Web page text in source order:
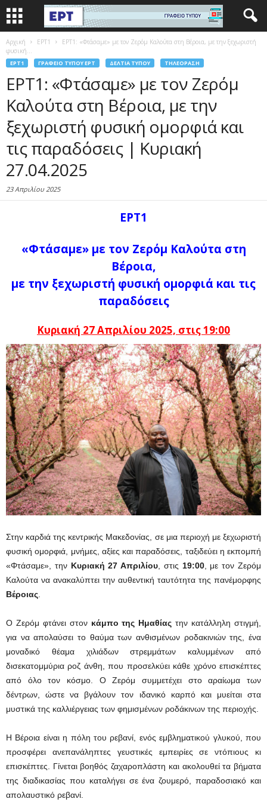
Αρχική EΡΤ1
ΕΡΤ1: «Φτάσαμε» με τον Ζερόμ Καλούτα στη Βέροια, με την ξεχωριστή
φυσική...
EΡΤ1 ΓΡΑΦΕΊΟ ΤΎΠΟΥ ΕΡΤ ΔΕΛΤΊΑ ΤΎΠΟΥ ΤΗΛΕΌΡΑΣΗ
ΕΡΤ1: «Φτάσαμε» με τον Ζερόμ
Καλούτα στη Βέροια, με την
ξεχωριστή φυσική ομορφιά και
τις παραδόσεις | Κυριακή
27.04.2025
23 Απριλίου 2025
ΕΡΤ1
«Φτάσαμε» με τον Ζερόμ Καλούτα στη
Βέροια,
με την ξεχωριστή φυσική ομορφιά και τις
παραδόσεις
Κυριακή 27 Απριλίου 2025, στις 19:00
Στην καρδιά της κεντρικής Μακεδονίας, σε μια περιοχή με ξεχωριστή
φυσική ομορφιά, μνήμες, αξίες και παραδόσεις, ταξιδεύει η εκπομπή
«Φτάσαμε», την Κυριακή 27 Απριλίου , στις 19:00, με τον Ζερόμ
Καλούτα να ανακαλύπτει την αυθεντική ταυτότητα της πανέμορφης
Βέροιας
Ο Ζερόμ φτάνει στον κάμπο της Ημαθίας την κατάλληλη στιγμή,
για να απολαύσει το θαύμα των ανθισμένων ροδακινιών της, ένα
μοναδικό θέαμα χιλιάδων στρεμμάτων καλυμμένων από
δισεκατομμύρια ροζ άνθη, που προσελκύει κάθε χρόνο επισκέπτες
από όλο τον κόσμο. Ο Ζερόμ συμμετέχει στο αραίωμα των
δέντρων, ώστε να βγάλουν τον ιδανικό καρπό και μυείται στα
μυστικά της καλλιέργειας των φημισμένων ροδάκινων της περιοχής.
Η Βέροια είναι η πόλη του ρεβανί, ενός εμβληματικού γλυκού, που
προσφέρει ανεπανάληπτες γευστικές εμπειρίες σε ντόπιους κι
επισκέπτες. Γίνεται βοηθός ζαχαροπλάστη και ακολουθεί τα βήματα
της διαδικασίας που καταλήγει σε ένα ζουμερό, παραδοσιακό και
απολαυστικό ρεβανί.